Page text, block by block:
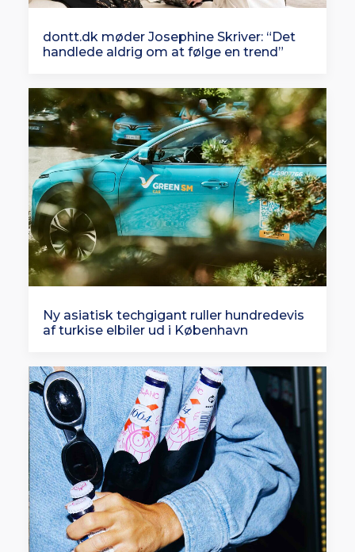
dontt.dk møder Josephine Skriver: “Det
handlede aldrig om at følge en trend”
Ny asiatisk techgigant ruller hundredevis
af turkise elbiler ud i København